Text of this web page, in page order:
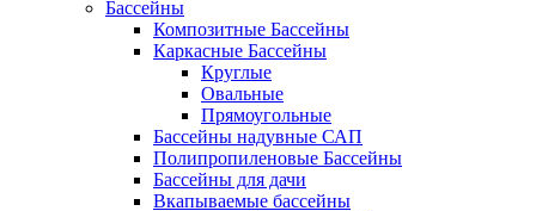
Бассейны
Композитные Бассейны
Каркасные Бассейны
Круглые
Овальные
Прямоугольные
Бассейны надувные САП
Полипропиленовые Бассейны
Бассейны для дачи
Вкапываемые бассейны